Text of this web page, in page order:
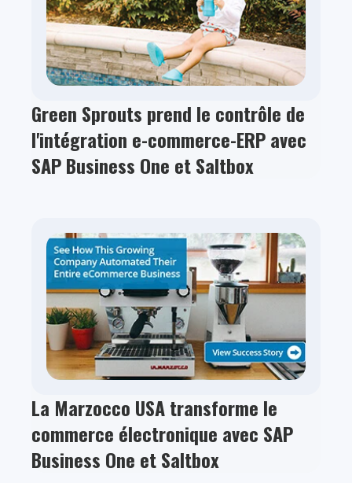
Green Sprouts prend le contrôle de
l'intégration e-commerce-ERP avec
SAP Business One et Saltbox
La Marzocco USA transforme le
commerce électronique avec SAP
Business One et Saltbox